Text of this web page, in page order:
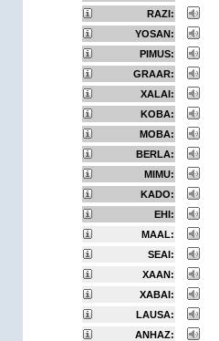
RAZI:
YOSAN:
PIMUS:
GRAAR:
XALAI:
KOBA:
MOBA:
BERLA:
MIMU:
KADO:
EHI:
MAAL:
SEAI:
XAAN:
XABAI:
LAUSA:
ANHAZ: